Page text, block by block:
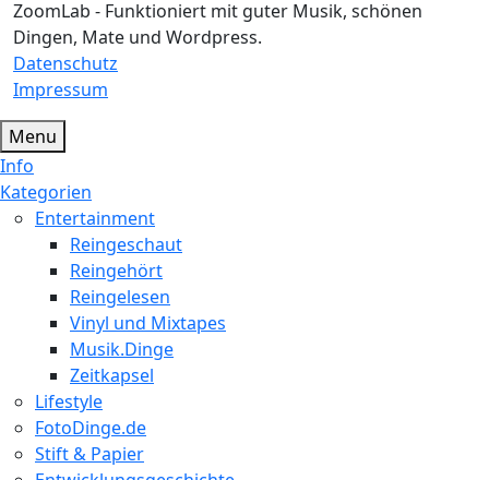
ZoomLab - Funktioniert mit guter Musik, schönen
Dingen, Mate und Wordpress.
Datenschutz
Impressum
Menu
Info
Kategorien
Entertainment
Reingeschaut
Reingehört
Reingelesen
Vinyl und Mixtapes
Musik.Dinge
Zeitkapsel
Lifestyle
FotoDinge.de
Stift & Papier